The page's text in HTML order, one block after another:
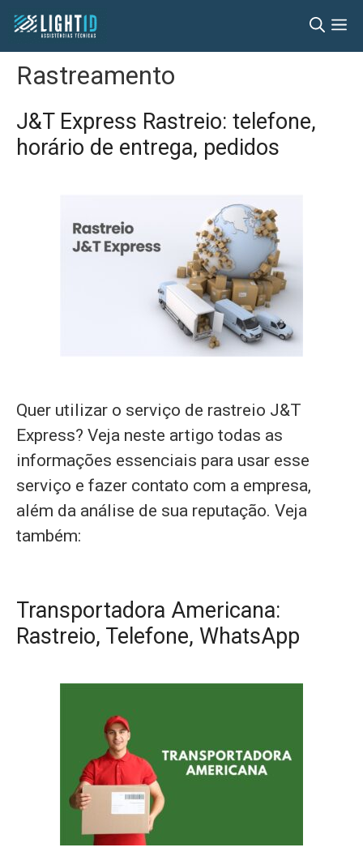
Pular
para
conteúdo
Rastreamento
J&T Express Rastreio: telefone,
horário de entrega, pedidos
Quer utilizar o serviço de rastreio J&T
Express? Veja neste artigo todas as
informações essenciais para usar esse
serviço e fazer contato com a empresa,
além da análise de sua reputação. Veja
também:
Transportadora Americana:
Rastreio, Telefone, WhatsApp